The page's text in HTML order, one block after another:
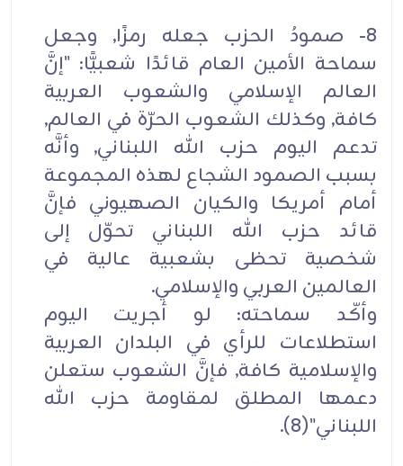
8- صمودُ الحزب جعله رمزًا, وجعل
سماحة الأمين العام قائدًا شعبيًّا: "إنَّ
العالم الإسلامي والشعوب العربية
كافة, وكذلك الشعوب الحرّة في العالم,
تدعم اليوم حزب الله اللبناني, وأنَّه
بسبب الصمود الشجاع لهذه المجموعة
أمام أمريكا والكيان الصهيوني فإنَّ
قائد حزب الله اللبناني تحوّل إلى
شخصية تحظى بشعبية عالية في
العالمين العربي والإسلامي.
وأكّد سماحته: لو أجريت اليوم
استطلاعات للرأي في البلدان العربية
والإسلامية كافة, فإنَّ الشعوب ستعلن
دعمها المطلق لمقاومة حزب الله
اللبناني"(8).